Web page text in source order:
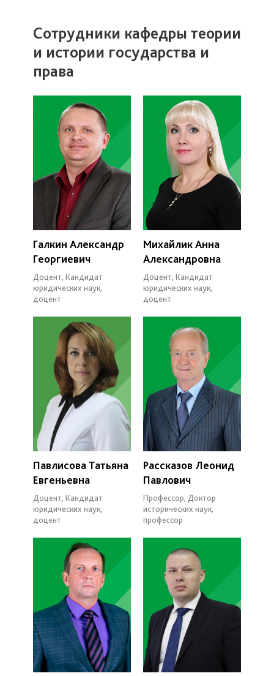
Сотрудники кафедры теории
и истории государства и
права
Галкин Александр
Георгиевич
Доцент, Кандидат
юридических наук,
доцент
Михайлик Анна
Александровна
Доцент, Кандидат
юридических наук,
доцент
Павлисова Татьяна
Евгеньевна
Доцент, Кандидат
юридических наук,
доцент
Рассказов Леонид
Павлович
Профессор, Доктор
исторических наук,
профессор